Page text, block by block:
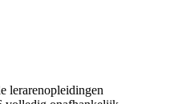
lerarenopleidingen